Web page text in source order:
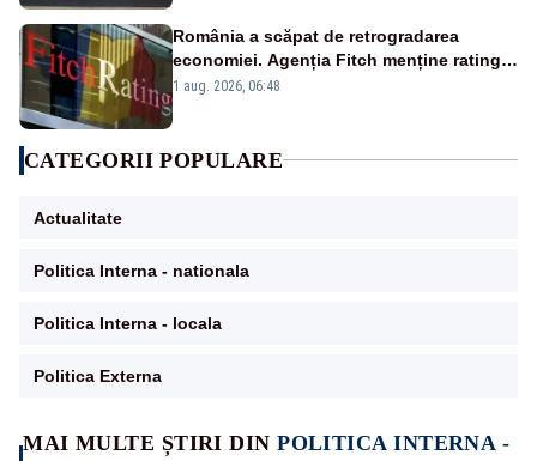
MAI MULTE ȘTIRI DINPOLITICA INTERNA -
România a scăpat de retrogradarea
economiei. Agenția Fitch menține ratingul
„BBB-” cu perspectivă negativă
1 aug. 2026, 06:48
CATEGORII POPULARE
Actualitate
Politica Interna - nationala
Politica Interna - locala
Politica Externa